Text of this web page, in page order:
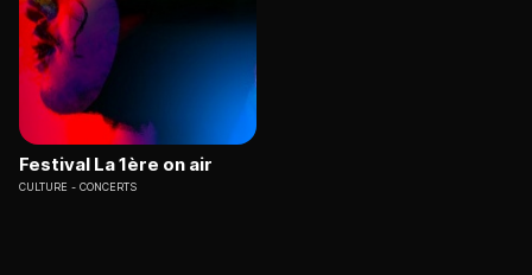
Festival La 1ère on air
CULTURE CONCERTS